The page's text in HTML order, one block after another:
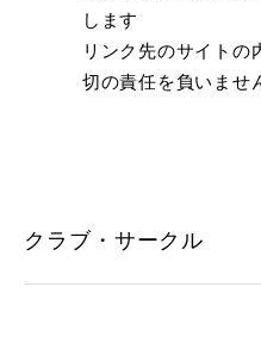
します
リンク先のサイトの
切の責任を負いませ
クラブ・サークル